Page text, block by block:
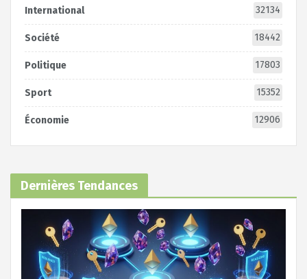
International 32134
Société 18442
Politique 17803
Sport 15352
Économie 12906
Dernières Tendances